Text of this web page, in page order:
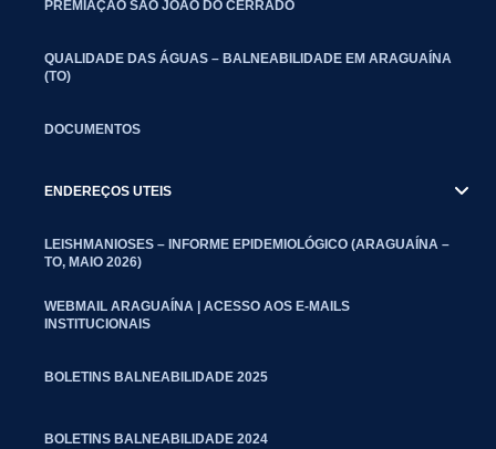
PREMIAÇÃO SÃO JOÃO DO CERRADO
QUALIDADE DAS ÁGUAS – BALNEABILIDADE EM ARAGUAÍNA
(TO)
DOCUMENTOS
ENDEREÇOS UTEIS
LEISHMANIOSES – INFORME EPIDEMIOLÓGICO (ARAGUAÍNA –
TO, MAIO 2026)
WEBMAIL ARAGUAÍNA | ACESSO AOS E-MAILS
INSTITUCIONAIS
BOLETINS BALNEABILIDADE 2025
BOLETINS BALNEABILIDADE 2024